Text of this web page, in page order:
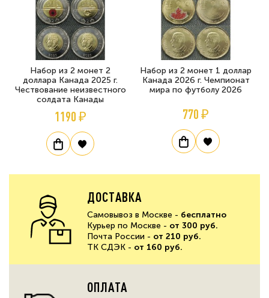
Набор из 2 монет 2
доллара Канада 2025 г.
Чествование неизвестного
солдата Канады
1190 ₽
Набор из 2 монет 1 доллар
Канада 2026 г. Чемпионат
мира по футболу 2026
770 ₽
ДОСТАВКА
Самовывоз в Москве - бесплатно
Курьер по Москве - от 300 руб.
Почта России - от 210 руб.
ТК СДЭК - от 160 руб.
ОПЛАТА